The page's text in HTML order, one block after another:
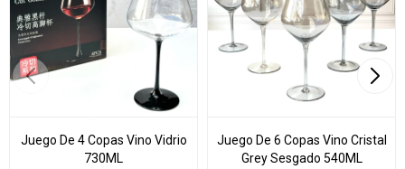
Juego De 4 Copas Vino Vidrio
730ML
Juego De 6 Copas Vino Cristal
Grey Sesgado 540ML